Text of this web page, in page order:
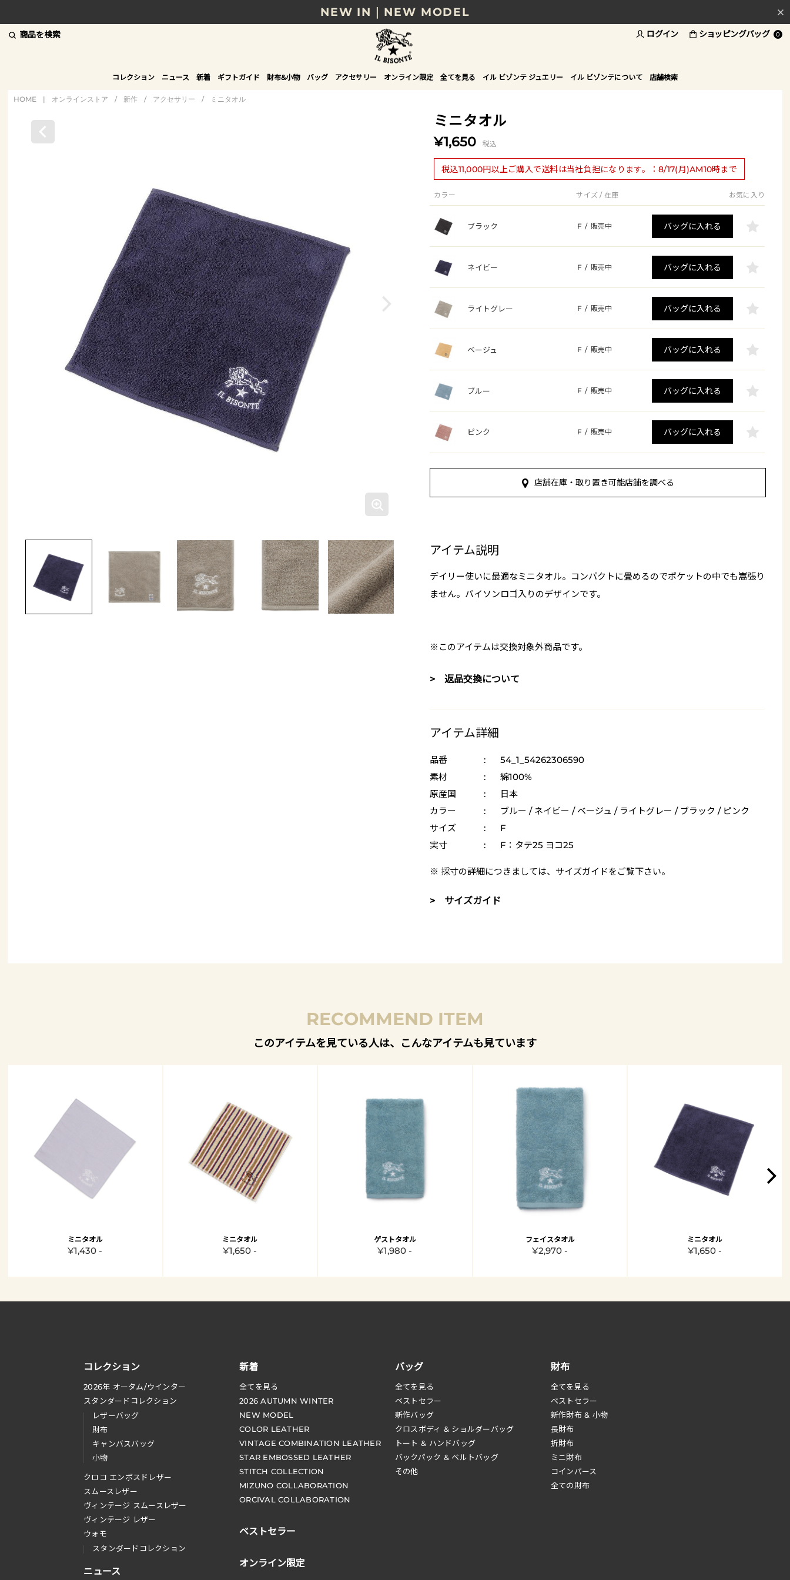
NEW IN｜NEW MODEL
8/17(月)10時まで｜税込11,000円以上で送料無料
贈る相手やシーンから選べる、新しいギフトガイド
NEW IN｜COLOR LEATHER
商品を検索 ログイン ショッピングバッグ 0
コレクション ニュース 新着 ギフトガイド 財布&小物 バッグ アクセサリー オンライン限定 全てを見る イル ビゾンテ ジュエリー イル ビゾンテについて 店舗検索
HOME | オンラインストア / 新作 / アクセサリー / ミニタオル
ミニタオル
¥1,650 税込
税込11,000円以上ご購入で送料は当社負担になります。：8/17(月)AM10時まで
カラー サイズ / 在庫 お気に入り
ブラック F / 販売中 バッグに入れる
ネイビー F / 販売中 バッグに入れる
ライトグレー F / 販売中 バッグに入れる
ベージュ F / 販売中 バッグに入れる
ブルー F / 販売中 バッグに入れる
ピンク F / 販売中 バッグに入れる
店舗在庫・取り置き可能店舗を調べる
アイテム説明
デイリー使いに最適なミニタオル。コンパクトに畳めるのでポケットの中でも嵩張り
ません。バイソンロゴ入りのデザインです。
※このアイテムは交換対象外商品です。
> 返品交換について
アイテム詳細
品番 :
54_1_54262306590
素材
:
綿100%
原産国
:
日本
カラー
:
ブルー / ネイビー / ベージュ / ライトグレー / ブラック / ピンク
サイズ
:
F
実寸
: F：タテ25 ヨコ25
※ 採寸の詳細につきましては、 サイズガイドをご覧下さい。
> サイズガイド
RECOMMEND ITEM
このアイテムを見ている人は、こんなアイテムも見ています
ミニタオル
¥1,430 -
ミニタオル
¥1,650 -
ゲストタオル
¥1,980 -
フェイスタオル
¥2,970 -
ミニタオル
¥1,650 -
コレクション
2026年 オータム/ウインター
スタンダードコレクション
レザーバッグ
財布
キャンバスバッグ
小物
クロコ エンボスドレザー
スムースレザー
ヴィンテージ スムースレザー
ヴィンテージ レザー
ウォモ
スタンダードコレクション
ニュース
新着
全てを見る
2026 AUTUMN WINTER
NEW MODEL
COLOR LEATHER
VINTAGE COMBINATION LEATHER
STAR EMBOSSED LEATHER
STITCH COLLECTION
MIZUNO COLLABORATION
ORCIVAL COLLABORATION
ベストセラー
オンライン限定
財布
全てを見る
べストセラー
新作財布 & 小物
長財布
折財布
ミニ財布
コインパース
全ての財布
バッグ
全てを見る
ベストセラー
新作バッグ
クロスボディ & ショルダーバッグ
トート & ハンドバッグ
バックパック & ベルトバッグ
その他